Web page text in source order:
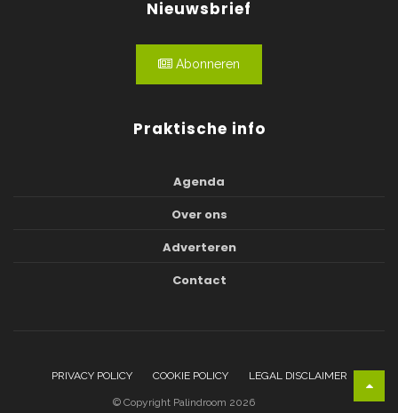
Nieuwsbrief
Abonneren
Praktische info
Agenda
Over ons
Adverteren
Contact
PRIVACY POLICY COOKIE POLICY LEGAL DISCLAIMER
© Copyright Palindroom 2026